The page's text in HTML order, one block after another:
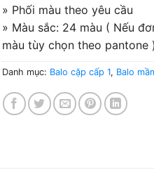
» Phối màu theo yêu cầu
» Màu sắc: 24 màu ( Nếu
màu tùy chọn theo pantone )
Danh mục: Balo cặp cấp 1, Balo